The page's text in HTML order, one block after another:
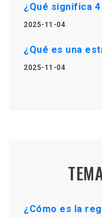
¿Qué significa 4
2025-11-04
¿Qué es una
2025-11-04
¿Cómo es la